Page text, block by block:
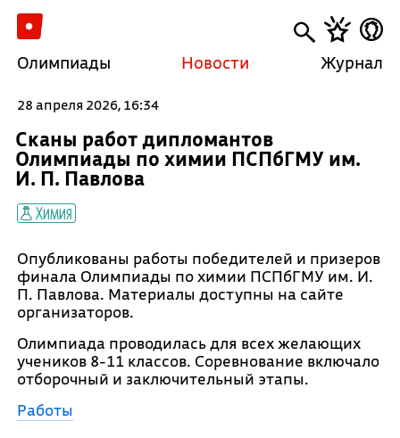
Олимпиады Новости Журнал
28 апреля 2026, 16:34
Сканы работ дипломантов
Олимпиады по химии ПСПбГМУ им.
И. П. Павлова
Химия
Опубликованы работы победителей и призеров
финала Олимпиады по химии ПСПбГМУ им. И.
П. Павлова. Материалы доступны на сайте
организаторов.
Олимпиада проводилась для всех желающих
учеников 8-11 классов. Соревнование включало
отборочный и заключительный этапы.
Работы